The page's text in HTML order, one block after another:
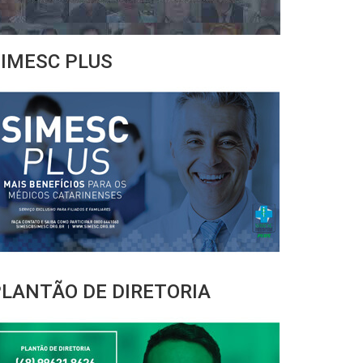
PLUS
DE DIRETORIA